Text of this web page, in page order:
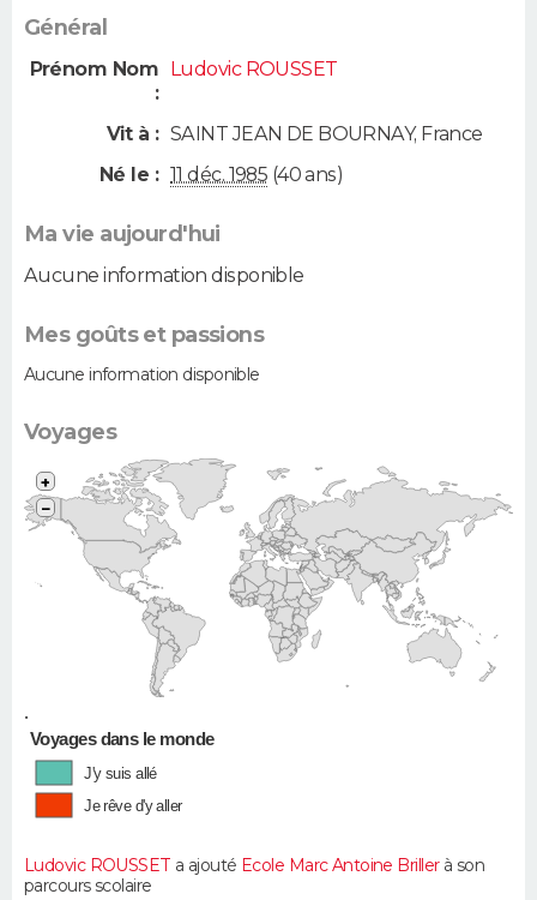
Général
Prénom Nom
:
Ludovic ROUSSET
Vit à : SAINT JEAN DE BOURNAY, France
Né le : 11 déc. 1985 (40 ans)
Ma vie aujourd'hui
Aucune information disponible
Mes goûts et passions
Aucune information disponible
Voyages
•
+
−
Voyages dans le monde
J'y suis allé
Je rêve d'y aller
Ludovic ROUSSET a ajouté Ecole Marc Antoine Brillerà son
parcours scolaire